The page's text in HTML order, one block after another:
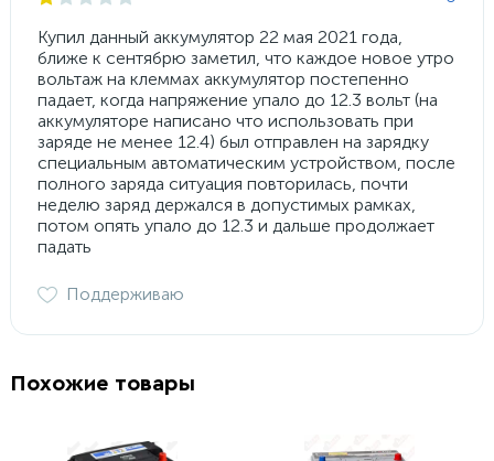
Купил данный аккумулятор 22 мая 2021 года,
ближе к сентябрю заметил, что каждое новое утро
вольтаж на клеммах аккумулятор постепенно
падает, когда напряжение упало до 12.3 вольт (на
аккумуляторе написано что использовать при
заряде не менее 12.4) был отправлен на зарядку
специальным автоматическим устройством, после
полного заряда ситуация повторилась, почти
неделю заряд держался в допустимых рамках,
потом опять упало до 12.3 и дальше продолжает
падать
Поддерживаю
Похожие товары